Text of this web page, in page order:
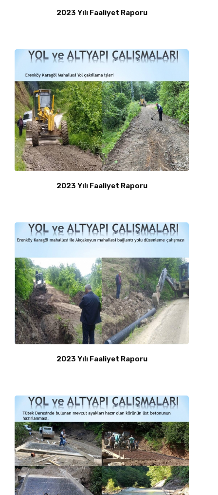
2023 Yılı Faaliyet Raporu
2023 Yılı Faaliyet Raporu
2023 Yılı Faaliyet Raporu